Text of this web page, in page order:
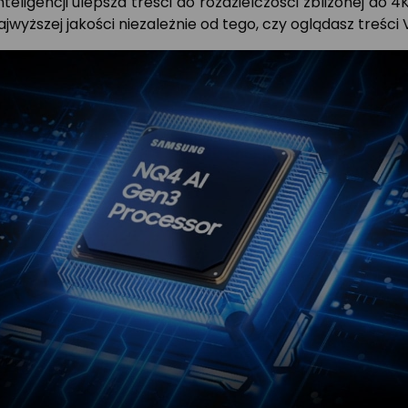
jakości niezależnie od tego, czy oglądasz